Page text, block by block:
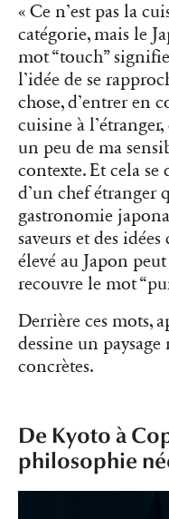
« Ce n’est pas la
catégorie, mais le
mot “touch”
l’idée de se
chose, d’entrer en
cuisine à
un peu de ma
contexte. Et cela
d’un chef étranger
gastronomie
saveurs et des
élevé au Japon
recouvre le mot
Derrière ces mots,
dessine un
concrètes.
De Kyoto à
philosophie